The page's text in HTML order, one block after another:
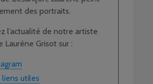
des portraits.
l’actualité de notre artiste
Laurène Grisot sur :
liens utiles